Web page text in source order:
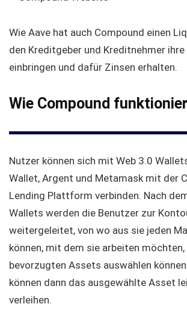
Wie Aave hat auch Compound einen
den Kreditgeber und Kreditnehmer
einbringen und dafür Zinsen erhalten.
Wie Compound
Nutzer können sich mit Web 3.0
Wallet, Argent und Metamask mit der
Lending Plattform verbinden. Nach
Wallets werden die Benutzer zur
weitergeleitet, von wo aus sie jeden
können, mit dem sie arbeiten möchten,
bevorzugten Assets auswählen
können dann das ausgewählte Asset
verleihen.